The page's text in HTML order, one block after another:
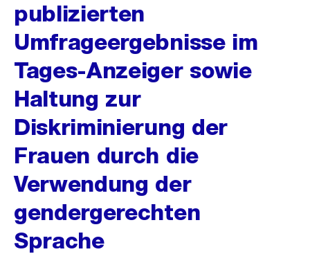
publizierten
Umfrageergebnisse im
Tages-Anzeiger sowie
Haltung zur
Diskriminierung der
Frauen durch die
Verwendung der
gendergerechten
Sprache